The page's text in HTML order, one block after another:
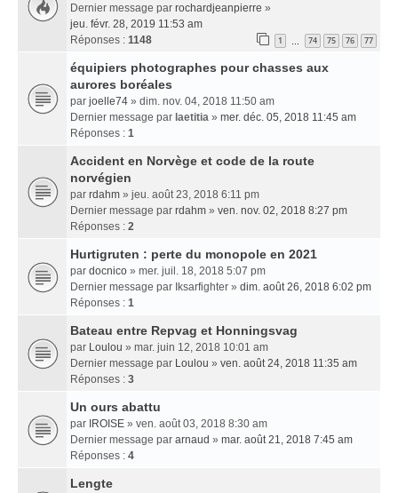
Dernier message par rochardjeanpierre »
jeu. févr. 28, 2019 11:53 am
Réponses : 1148 1 … 74 75 76 77
équipiers photographes pour chasses aux
aurores boréales
par joelle74 » dim. nov. 04, 2018 11:50 am
Dernier message par laetitia » mer. déc. 05, 2018 11:45 am
Réponses : 1
Accident en Norvège et code de la route
norvégien
par rdahm » jeu. août 23, 2018 6:11 pm
Dernier message par rdahm » ven. nov. 02, 2018 8:27 pm
Réponses : 2
Hurtigruten : perte du monopole en 2021
par docnico » mer. juil. 18, 2018 5:07 pm
Dernier message par Iksarfighter » dim. août 26, 2018 6:02 pm
Réponses : 1
Bateau entre Repvag et Honningsvag
par Loulou » mar. juin 12, 2018 10:01 am
Dernier message par Loulou » ven. août 24, 2018 11:35 am
Réponses : 3
Un ours abattu
par IROISE » ven. août 03, 2018 8:30 am
Dernier message par arnaud » mar. août 21, 2018 7:45 am
Réponses : 4
Lengte